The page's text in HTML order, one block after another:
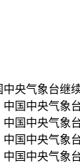
央气象台
国中央气象
国中央气象
国中央气象
国中央气象